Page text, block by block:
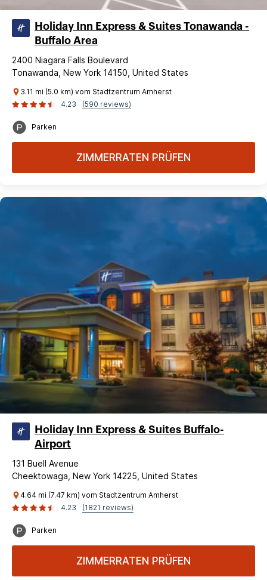
Holiday Inn Express & Suites Tonawanda -
Buffalo Area
2400 Niagara Falls Boulevard
Tonawanda, New York 14150, United States
3.11 mi (5.0 km) vom Stadtzentrum Amherst
4.23
(590 reviews)
Parken
ZIMMERRATEN PRÜFEN
Holiday Inn Express & Suites Buffalo-
Airport
131 Buell Avenue
Cheektowaga, New York 14225, United States
4.64 mi (7.47 km) vom Stadtzentrum Amherst
4.23
(1821 reviews)
Parken
ZIMMERRATEN PRÜFEN